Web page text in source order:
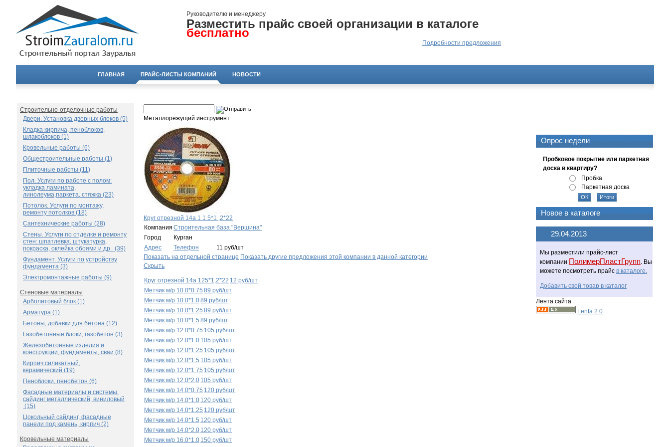
Руководителю и менеджеру
Разместить прайс своей организации в каталоге
бесплатно
Подробности предложения
ГЛАВНАЯ ПРАЙС-ЛИСТЫ КОМПАНИЙ НОВОСТИ
Строительно-отделочные работы
Двери. Установка дверных блоков (5)
Кладка кирпича, пеноблоков,
шлакоблоков (1)
Кровельные работы (6)
Общестроительные работы (1)
Плиточные работы (11)
Пол. Услуги по работе с полом:
укладка ламината,
линолеума,паркета, стяжка (23)
Потолок. Услуги по монтажу,
ремонту потолков (18)
Сантехнические работы (28)
Стены. Услуги по отделке и ремонту
стен: шпатлевка, штукатурка,
покраска, оклейка обоями и др. (39)
Фундамент. Услуги по устройству
фундамента (3)
Электромонтажные работы (9)
Стеновые материалы
Арболитовый блок (1)
Арматура (1)
Бетоны, добавки для бетона (12)
Газобетонные блоки, газобетон (3)
Железобетонные изделия и
конструкции, фундаменты, сваи (8)
Кирпич силикатный,
керамический (19)
Пеноблоки, пенобетон (6)
Фасадные материалы и системы:
сайдинг металлический, виниловый
(15)
Цокольный сайдинг, фасадные
панели под камень, кирпич (2)
Кровельные материалы
Металлорежущий инструмент
Круг отрезной 14а 1 1 5*1 ,2*22
Компания Строительная база "Вершина"
Город
Курган
Адрес
Телефон
11 руб/шт
Показать на отдельной странице Показать другие предложения этой компании в данной категории
Скрыть
Круг отрезной 14а 125*1,2*22 12 руб/шт
Метчик м/р 10.0*0.75 89 руб/шт
Метчик м/р 10.0*1.089 руб/шт
Метчик м/р 10.0*1.25 89 руб/шт
Метчик м/р 10.0*1.5 89 руб/шт
Метчик м/р 12.0*0.75 105 руб/шт
Метчик м/р 12.0*1.0 105 руб/шт
Метчик м/р 12.0*1.25 105 руб/шт
Метчик м/р 12.0*1.5 105 руб/шт
Метчик м/р 12.0*1.75 105 руб/шт
Метчик м/р 12.0*2.0 105 руб/шт
Метчик м/р 14.0*0.75 120 руб/шт
Метчик м/р 14.0*1.0 120 руб/шт
Метчик м/р 14.0*1.25 120 руб/шт
Метчик м/р 14.0*1.5 120 руб/шт
Метчик м/р 14.0*2.0 120 руб/шт
Метчик м/р 16.0*1.0 150 руб/шт
Опрос недели
Пробковое покрытие или паркетная
доска в квартиру?
Пробка
Паркетная доска
Новое в каталоге
29.04.2013
Мы разместили прайс-лист
компании ПолимерПластГрупп. Вы
можете посмотреть прайс в каталоге.
Добавить свой товар в каталог
Лента сайта
Lenta 2.0